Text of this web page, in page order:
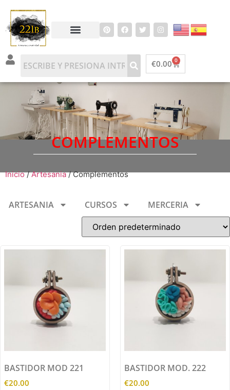
€0.00 0
COMPLEMENTOS
Inicio/Artesania/ Complementos
ARTESANIA CURSOS MERCERIA
BASTIDOR MOD 221
€20.00
BASTIDOR MOD. 222
€20.00